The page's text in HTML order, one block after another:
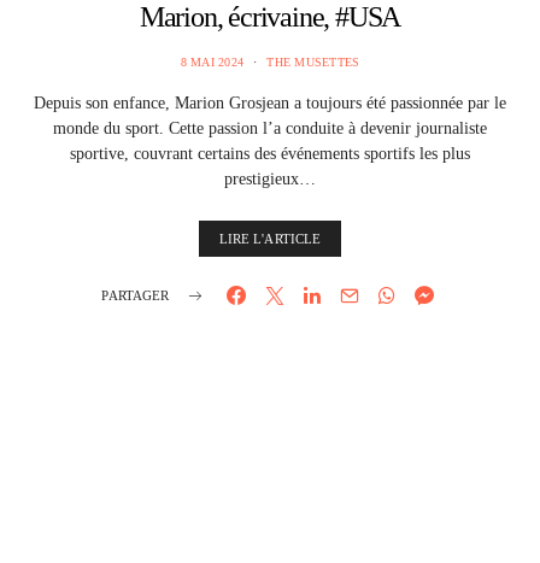
Marion, écrivaine, #USA
8 MAI 2024 THE MUSETTES
Depuis son enfance, Marion Grosjean a toujours été passionnée par le
monde du sport. Cette passion l’a conduite à devenir journaliste
sportive, couvrant certains des événements sportifs les plus
prestigieux…
LIRE L'ARTICLE
PARTAGER